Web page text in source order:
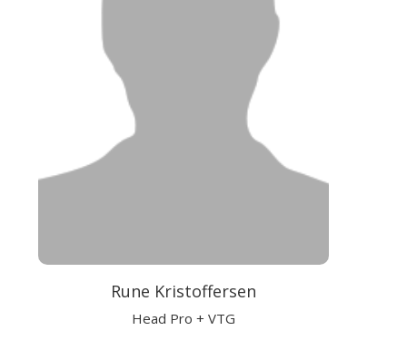
Rune Kristoffersen
Head Pro + VTG